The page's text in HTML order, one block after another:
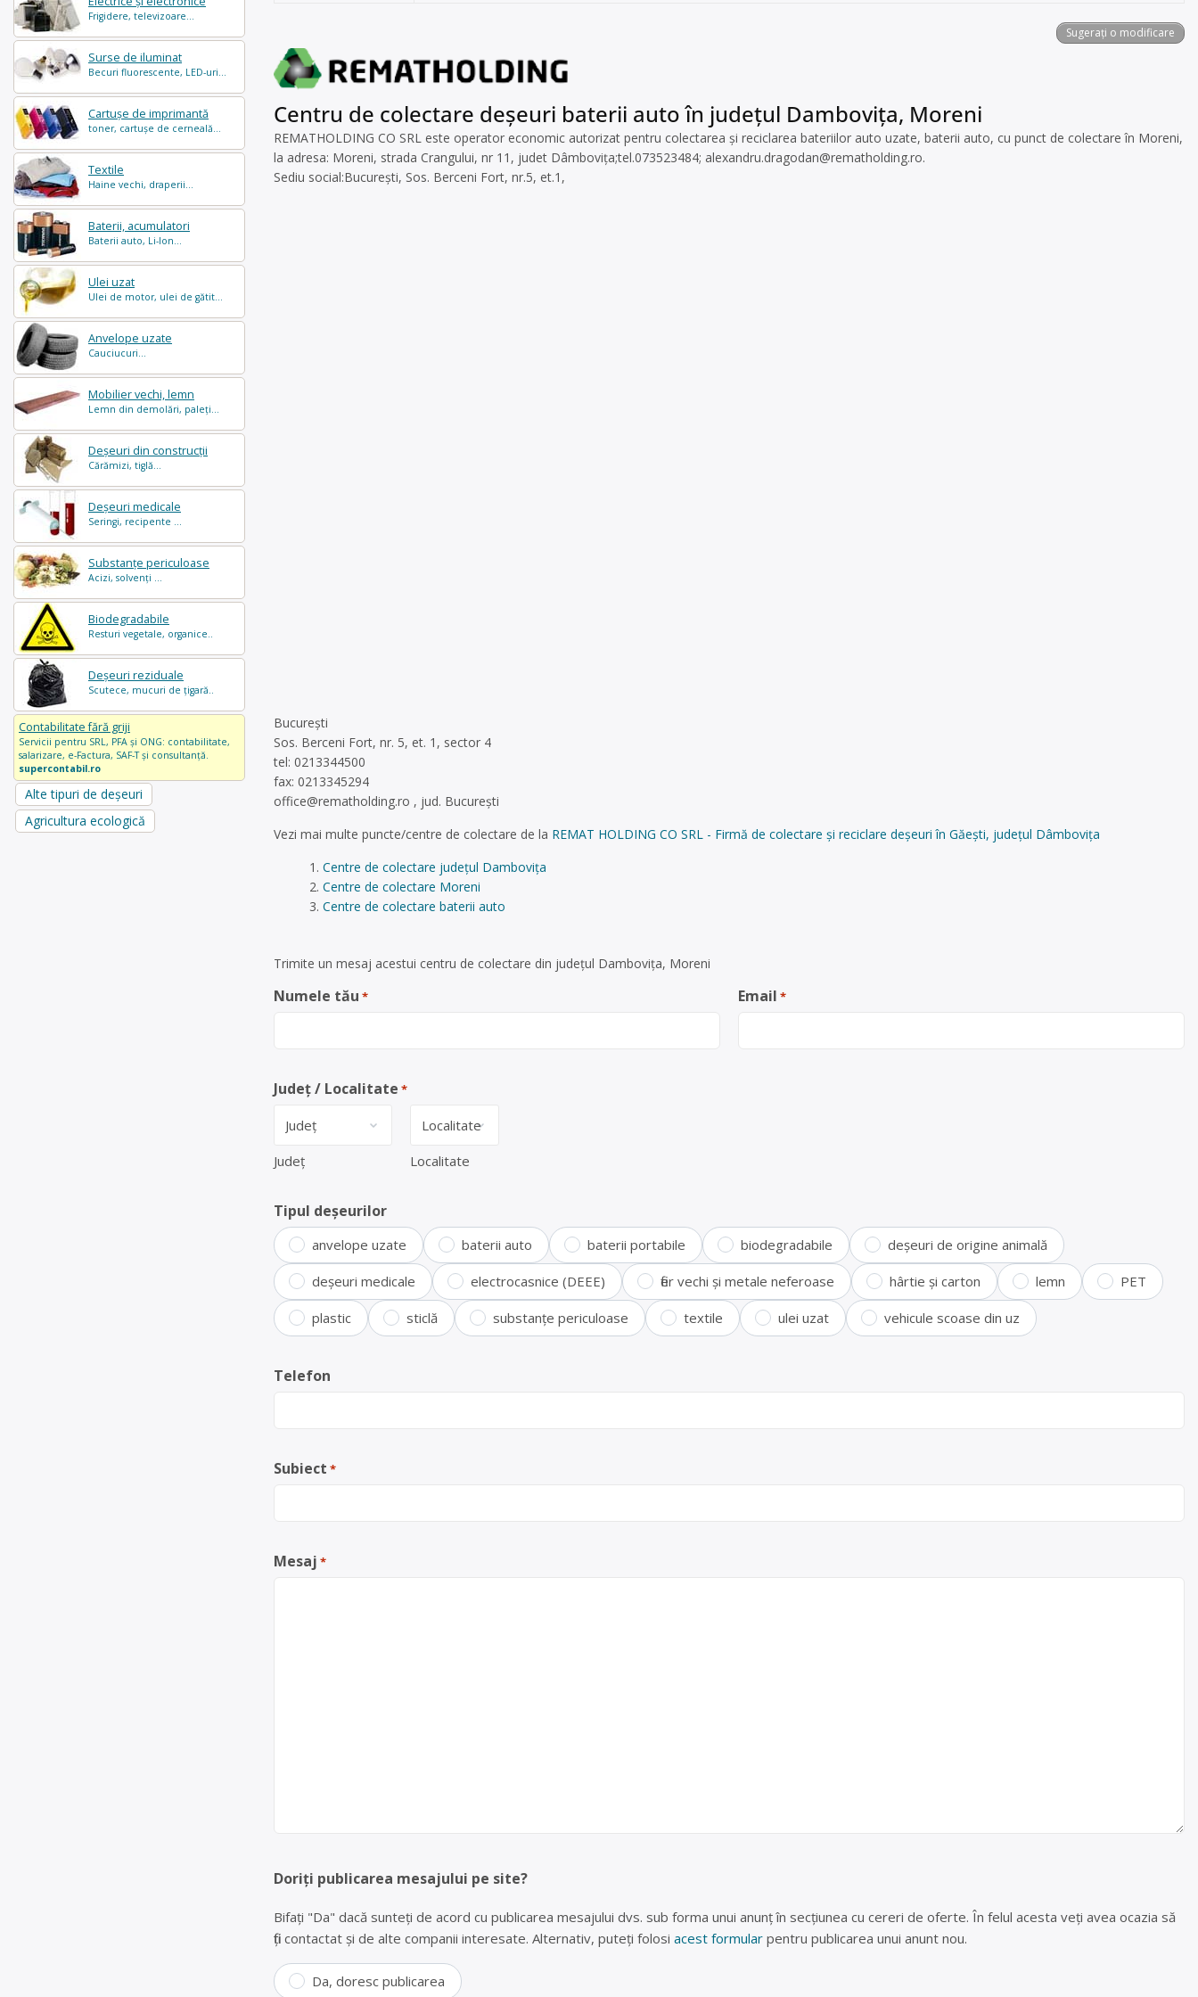
Frigidere, televizoare...
Surse de iluminat
Becuri fluorescente, LED-uri...
Cartușe de imprimantă
toner, cartușe de cerneală...
Textile
Haine vechi, draperii...
Baterii, acumulatori
Baterii auto, Li-Ion...
Ulei uzat
Ulei de motor, ulei de gătit...
Anvelope uzate
Cauciucuri...
Mobilier vechi, lemn
Lemn din demolări, paleți...
Deșeuri din construcții
Cărămizi, tiglă...
Deșeuri medicale
Seringi, recipente ...
Substanțe periculoase
Acizi, solvenți ...
Biodegradabile
Resturi vegetale, organice..
Deșeuri reziduale
Scutece, mucuri de țigară..
Contabilitate fără griji
Servicii pentru SRL, PFA și ONG: contabilitate,
salarizare, e-Factura, SAF-T și consultanță.
supercontabil.ro
Alte tipuri de deșeuri
Agricultura ecologică
Sugerați o modificare
Centru de colectare deșeuri baterii auto în județul Dambovița, Moreni
REMATHOLDING CO SRL este operator economic autorizat pentru colectarea și reciclarea bateriilor auto uzate, baterii auto, cu punct de colectare în Moreni,
la adresa: Moreni, strada Crangului, nr 11, judet Dâmbovița;tel.073523484; alexandru.dragodan@rematholding.ro.
Sediu social:București, Sos. Berceni Fort, nr.5, et.1,
București
Sos. Berceni Fort, nr. 5, et. 1, sector 4
tel: 0213344500
fax: 0213345294
office@rematholding.ro , jud. București
Vezi mai multe puncte/centre de colectare de la REMAT HOLDING CO SRL - Firmă de colectare și reciclare deșeuri în Găești, județul Dâmbovița
Centre de colectare județul Dambovița
Centre de colectare Moreni
Centre de colectare baterii auto
Trimite un mesaj acestui centru de colectare din județul Dambovița, Moreni
Numele tău * Email *
Județ / Localitate *
Județ Localitate
Tipul deșeurilor
anvelope uzate baterii auto baterii portabile biodegradabile deșeuri de origine animală
deșeuri medicale electrocasnice (DEEE) fier vechi și metale neferoase hârtie și carton lemn PET
plastic sticlă substanțe periculoase textile ulei uzat vehicule scoase din uz
Telefon
Subiect *
Mesaj *
Doriți publicarea mesajului pe site?
Bifați "Da" dacă sunteți de acord cu publicarea mesajului dvs. sub forma unui anunț în secțiunea cu cereri de oferte. În felul acesta veți avea ocazia să
fiți contactat și de alte companii interesate. Alternativ, puteți folosi acest formular pentru publicarea unui anunt nou.
Da, doresc publicarea